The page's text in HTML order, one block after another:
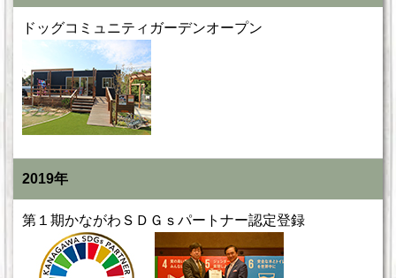
ドッグコミュニティガーデンオープン
2019年
第１期かながわＳＤＧｓパートナー認定登録